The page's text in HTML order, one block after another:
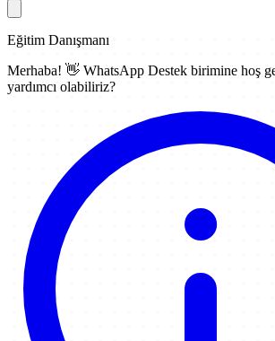
Eğitim Danışmanı
Merhaba! 👋 WhatsApp Destek birimine hoş
yardımcı olabiliriz?